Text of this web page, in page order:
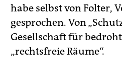
habe selbst von Folter,
gesprochen. Von
Gesellschaft für
„rechtsfreie Räume“.